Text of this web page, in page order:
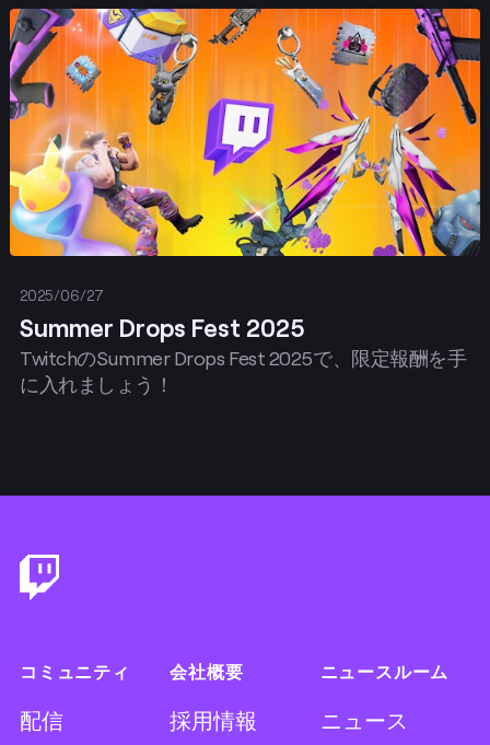
2025/06/27
Summer Drops Fest 2025
TwitchのSummer Drops Fest 2025で、限定報酬を手
に入れましょう！
投稿する
コミュニティ
配信
会社概要
採用情報
ニュースルーム
ニュース